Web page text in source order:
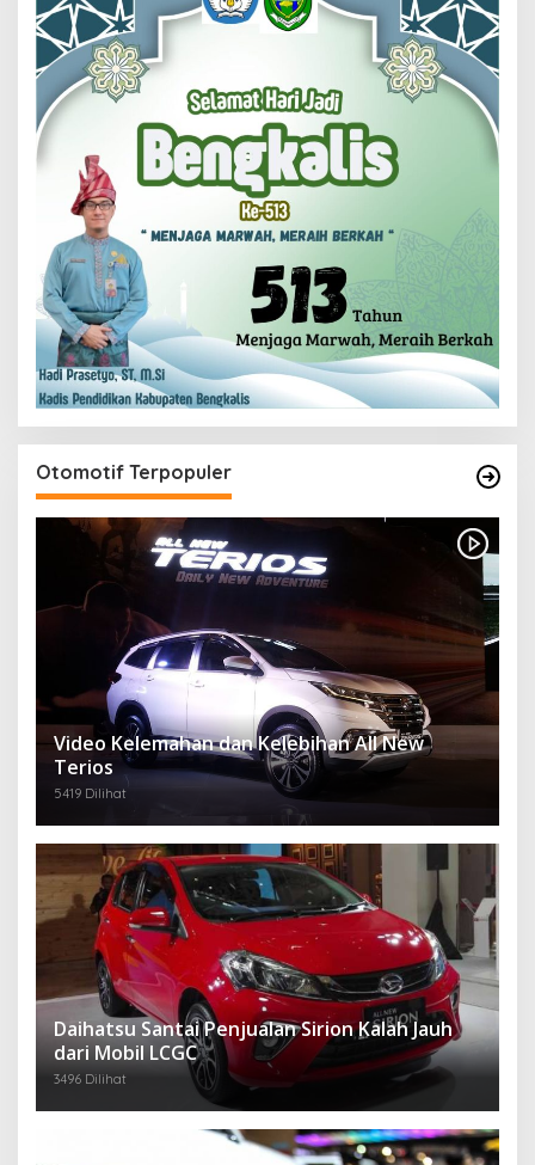
Otomotif Terpopuler
Video Kelemahan dan Kelebihan All New
Terios
5419 Dilihat
Daihatsu Santai Penjualan Sirion Kalah Jauh
dari Mobil LCGC
3496 Dilihat